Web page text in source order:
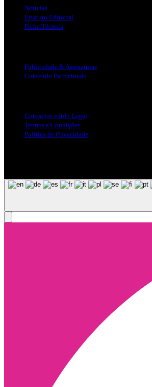
Notícias
Estatuto Editorial
Ficha Técnica
Publicidade & Assinaturas
Conteúdo Patrocinado
Contactos e Info Legal
Termos e Condições
Politica de Privacidade